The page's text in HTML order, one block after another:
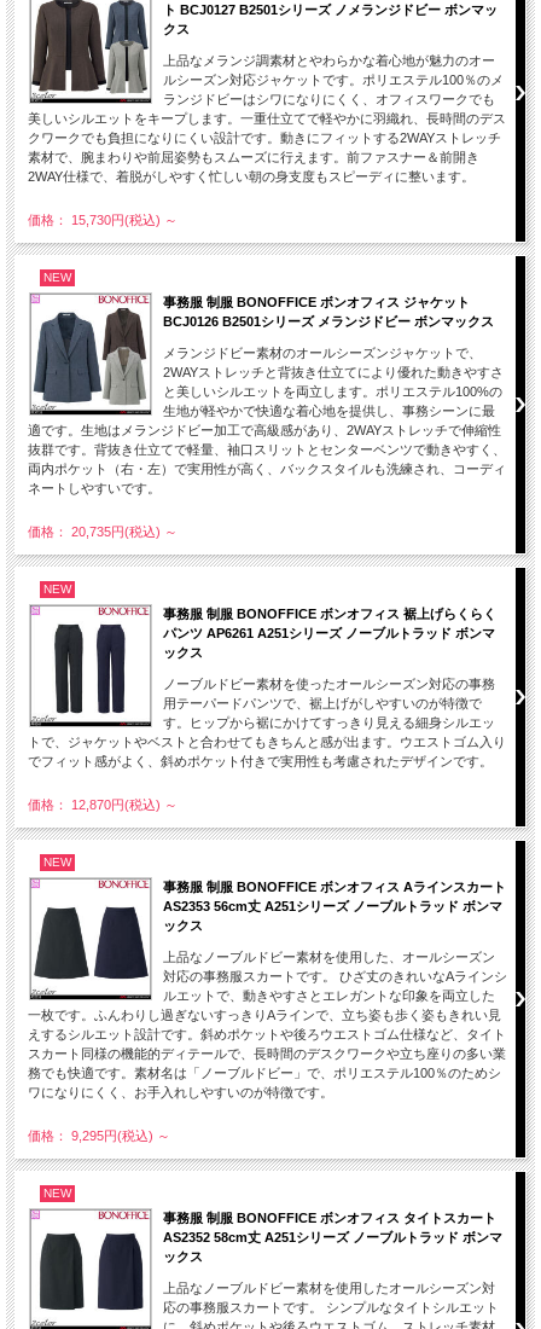
ト BCJ0127 B2501シリーズ ノメランジドビー ボンマッ
クス
上品なメランジ調素材とやわらかな着心地が魅力のオー
ルシーズン対応ジャケットです。ポリエステル100％のメ
ランジドビーはシワになりにくく、オフィスワークでも
美しいシルエットをキープします。一重仕立てで軽やかに羽織れ、長時間のデス
クワークでも負担になりにくい設計です。動きにフィットする2WAYストレッチ
素材で、腕まわりや前屈姿勢もスムーズに行えます。前ファスナー＆前開き
2WAY仕様で、着脱がしやすく忙しい朝の身支度もスピーディに整います。
価格： 15,730円(税込) ～
NEW
事務服 制服 BONOFFICE ボンオフィス ジャケット
BCJ0126 B2501シリーズ メランジドビー ボンマックス
メランジドビー素材のオールシーズンジャケットで、
2WAYストレッチと背抜き仕立てにより優れた動きやすさ
と美しいシルエットを両立します。ポリエステル100%の
生地が軽やかで快適な着心地を提供し、事務シーンに最
適です。生地はメランジドビー加工で高級感があり、2WAYストレッチで伸縮性
抜群です。背抜き仕立てで軽量、袖口スリットとセンターベンツで動きやすく、
両内ポケット（右・左）で実用性が高く、バックスタイルも洗練され、コーディ
ネートしやすいです。
価格： 20,735円(税込) ～
NEW
事務服 制服 BONOFFICE ボンオフィス 裾上げらくらく
パンツ AP6261 A251シリーズ ノーブルトラッド ボンマ
ックス
ノーブルドビー素材を使ったオールシーズン対応の事務
用テーパードパンツで、裾上げがしやすいのが特徴で
す。ヒップから裾にかけてすっきり見える細身シルエッ
トで、ジャケットやベストと合わせてもきちんと感が出ます。ウエストゴム入り
でフィット感がよく、斜めポケット付きで実用性も考慮されたデザインです。
価格： 12,870円(税込) ～
NEW
事務服 制服 BONOFFICE ボンオフィス Aラインスカート
AS2353 56cm丈 A251シリーズ ノーブルトラッド ボンマ
ックス
上品なノーブルドビー素材を使用した、オールシーズン
対応の事務服スカートです。 ひざ丈のきれいなAラインシ
ルエットで、動きやすさとエレガントな印象を両立した
一枚です。ふんわりし過ぎないすっきりAラインで、立ち姿も歩く姿もきれい見
えするシルエット設計です。斜めポケットや後ろウエストゴム仕様など、タイト
スカート同様の機能的ディテールで、長時間のデスクワークや立ち座りの多い業
務でも快適です。素材名は「ノーブルドビー」で、ポリエステル100％のためシ
ワになりにくく、お手入れしやすいのが特徴です。
価格： 9,295円(税込) ～
NEW
事務服 制服 BONOFFICE ボンオフィス タイトスカート
AS2352 58cm丈 A251シリーズ ノーブルトラッド ボンマ
ックス
上品なノーブルドビー素材を使用したオールシーズン対
応の事務服スカートです。 シンプルなタイトシルエット